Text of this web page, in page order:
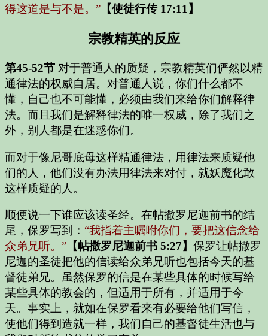
得这道是与不是。” 【使徒行传 17:11】
宗教精英的反应
第45-52节 对于普通人的质疑，宗教精英们俨然以精
通律法的权威自居。对普通人说，你们什么都不
懂，自己也不可能懂，必须由我们来给你们解释律
法。而且我们是解释律法的唯一权威，除了我们之
外，别人都是在迷惑你们。
而对于像尼哥底母这样精通律法，用律法来质疑他
们的人，他们没有办法用律法来对付，就妖魔化敢
这样质疑的人。
顺便说一下谁应该读圣经。在帖撒罗尼迦前书的结
尾，保罗写到： “我指着主嘱咐你们，要把这信念给
众弟兄听。” 【帖撒罗尼迦前书 5:27】 保罗让帖撒罗
尼迦的圣徒把他的信读给众弟兄听也包括今天的基
督徒弟兄。虽然保罗的信是在某些具体的时候写给
某些具体的教会的，但适用于所有，并适用于今
天。事实上，就如在保罗看来有必要给他们写信，
使他们得到造就一样，我们自己的基督徒生活也与